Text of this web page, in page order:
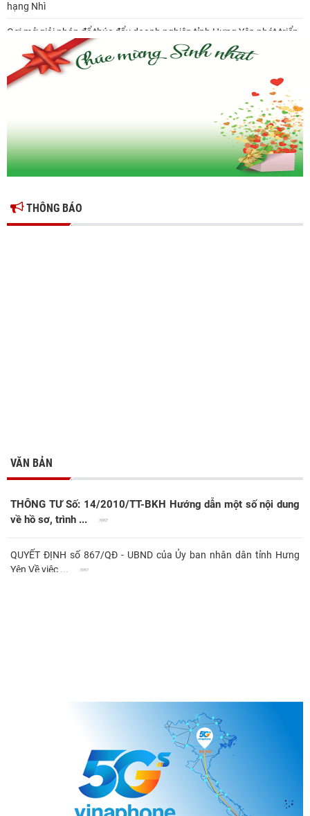
hạng Nhì
Gợi mở giải pháp để thúc đẩy doanh nghiệp tỉnh Hưng Yên phát triển
Ông Đỗ Văn Vẻ là Chủ tịch Hiệp hội Doanh nghiệp tỉnh Hưng Yên
Hiệp hội doanh nghiệp tỉnh Hưng Yên: Cập nhật chính sách thuế mới
THÔNG BÁO
VĂN BẢN
THÔNG TƯ Số: 14/2010/TT-BKH Hướng dẫn một số nội dung
về hồ sơ, trình ...
QUYẾT ĐỊNH số 867/QĐ - UBND của Ủy ban nhân dân tỉnh Hưng
Yên Về việc ...